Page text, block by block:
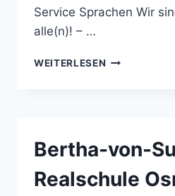
Service Sprachen Wir
alle(n)! – …
WEITERLESEN BERTHA-
AM
UND
Bertha-von-
Realschule